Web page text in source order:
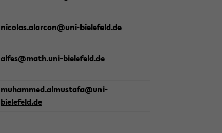
ni­co­las.al­ar­con@uni-​bielefeld.de
alfes@math.uni-​bielefeld.de
mu­ham­med.al­mus­ta­fa@uni-​
bielefeld.de